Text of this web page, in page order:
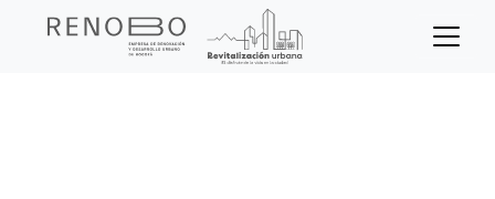
Sitio Web Empresa de
Noticias